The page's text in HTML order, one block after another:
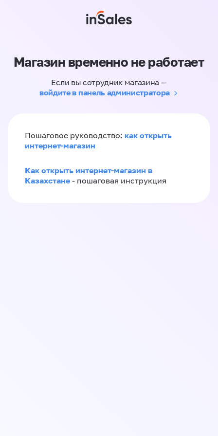
Магазин временно не работает
Если вы сотрудник магазина —
войдите в панель администратора
Пошаговое руководство: как открыть
интернет-магазин
Как открыть интернет-магазин в
Казахстане - пошаговая инструкция